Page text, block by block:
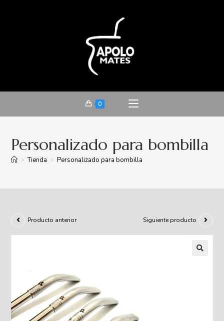
0
Personalizado para bombilla
> Tienda > Personalizado para bombilla
Producto anterior Siguiente producto